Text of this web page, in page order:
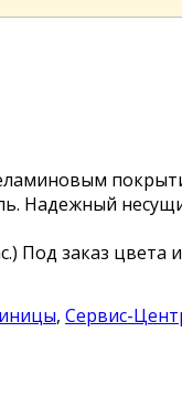
Надежный
Под заказ цвета
, Сервис-